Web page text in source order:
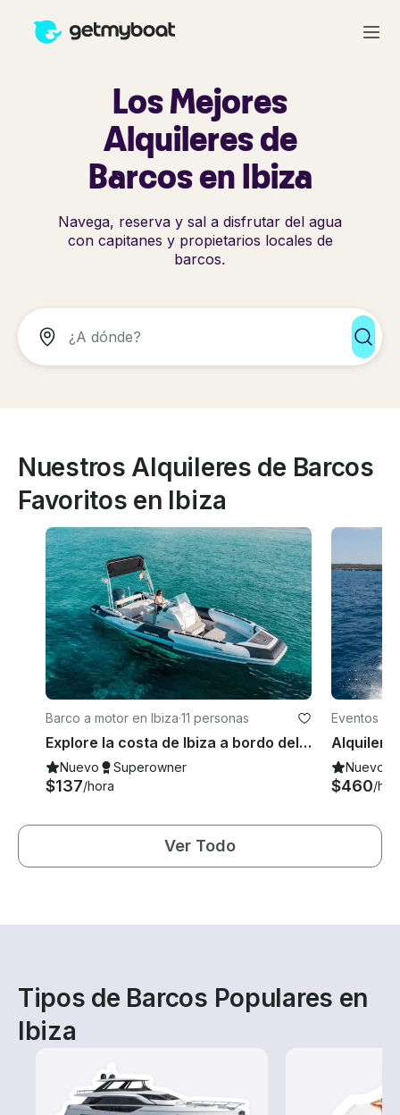
Los Mejores
Alquileres de
Barcos en Ibiza
Navega, reserva y sal a disfrutar del agua
con capitanes y propietarios locales de
barcos.
Nuestros Alquileres de Barcos
Favoritos en Ibiza
Barco a motor en Ibiza·11 personas
Explore la costa de Ibiza a bordo del RIB motorizado Zodiac Sea Hawk 800
Nuevo Superowner
$137/hora
Eventos
Nuevo
$460/
Ver Todo
Tipos de Barcos Populares en
Ibiza